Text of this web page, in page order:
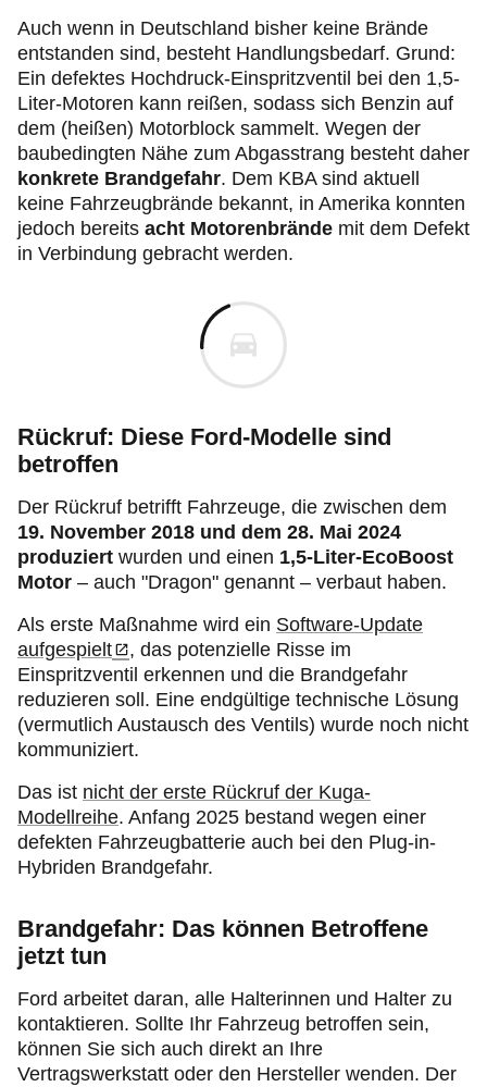
Auch wenn in Deutschland bisher keine Brände
entstanden sind, besteht Handlungsbedarf. Grund:
Ein defektes Hochdruck-Einspritzventil bei den 1,5-
Liter-Motoren kann reißen, sodass sich Benzin auf
dem (heißen) Motorblock sammelt. Wegen der
baubedingten Nähe zum Abgasstrang besteht daher
konkrete Brandgefahr. Dem KBA sind aktuell
keine Fahrzeugbrände bekannt, in Amerika konnten
jedoch bereits acht Motorenbrände mit dem Defekt
in Verbindung gebracht werden.
Rückruf: Diese Ford-Modelle sind
betroffen
Der Rückruf betrifft Fahrzeuge, die zwischen dem
19. November 2018 und dem 28. Mai 2024
produziert wurden und einen 1,5-Liter-EcoBoost
Motor – auch "Dragon" genannt – verbaut haben.
Als erste Maßnahme wird ein Software-Update
aufgespielt
, das potenzielle Risse im
Einspritzventil erkennen und die Brandgefahr
reduzieren soll. Eine endgültige technische Lösung
(vermutlich Austausch des Ventils) wurde noch nicht
kommuniziert.
Das ist nicht der erste Rückruf der Kuga-
Modellreihe. Anfang 2025 bestand wegen einer
defekten Fahrzeugbatterie auch bei den Plug‑in-
Hybriden Brandgefahr.
Brandgefahr: Das können Betroffene
jetzt tun
Ford arbeitet daran, alle Halterinnen und Halter zu
kontaktieren. Sollte Ihr Fahrzeug betroffen sein,
können Sie sich auch direkt an Ihre
Vertragswerkstatt oder den Hersteller wenden. Der